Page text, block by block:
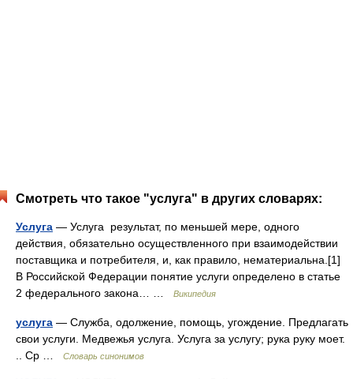
Смотреть что такое "услуга" в других словарях:
Услуга — Услуга результат, по меньшей мере, одного
действия, обязательно осуществленного при взаимодействии
поставщика и потребителя, и, как правило, нематериальна.[1]
В Российской Федерации понятие услуги определено в статье
2 федерального закона… …
Википедия
услуга — Служба, одолжение, помощь, угождение. Предлагать
свои услуги. Медвежья услуга. Услуга за услугу; рука руку моет.
.. Ср …
Словарь синонимов